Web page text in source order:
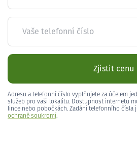
Vaše telefonní číslo
Zjistit cenu
Adresu a telefonní číslo vyplňujete za účelem
služeb pro vaši lokalitu. Dostupnost internetu
lince nebo pobočkách. Zadání telefonního čísla
ochraně soukromí.